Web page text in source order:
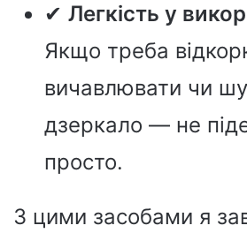
✔ Легкість у
Якщо треба
вичавлювати чи
дзеркало — не
просто.
З цими засобами я